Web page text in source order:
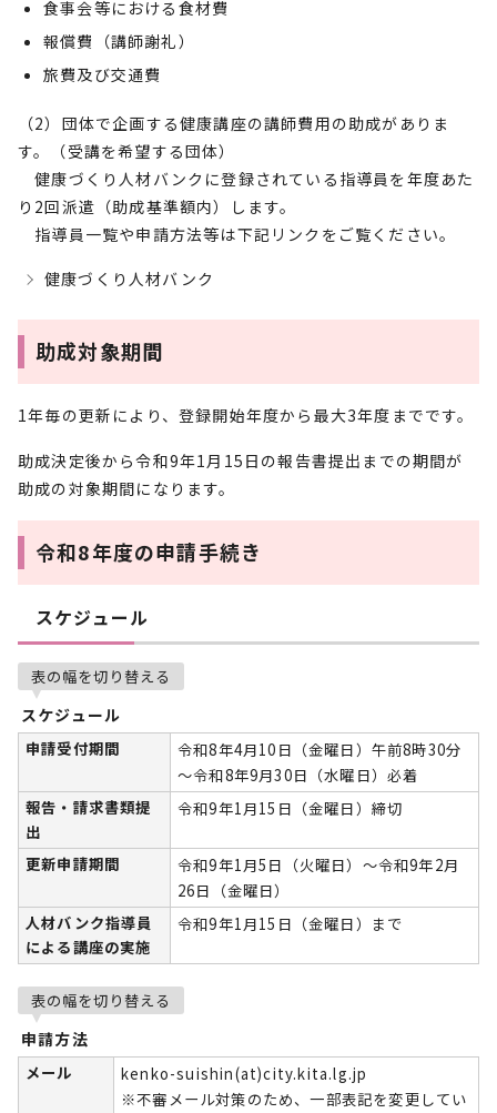
食事会等における食材費
報償費（講師謝礼）
旅費及び交通費
（2）団体で企画する健康講座の講師費用の助成がありま
す。（受講を希望する団体）
健康づくり人材バンクに登録されている指導員を年度あた
り2回派遣（助成基準額内）します。
指導員一覧や申請方法等は下記リンクをご覧ください。
健康づくり人材バンク
助成対象期間
1年毎の更新により、登録開始年度から最大3年度までです。
助成決定後から令和9年1月15日の報告書提出までの期間が
助成の対象期間になります。
令和8年度の申請手続き
スケジュール
表の幅を切り替える
スケジュール
申請受付期間
令和8年4月10日（金曜日）午前8時30分
～令和8年9月30日（水曜日）必着
報告・請求書類提
出
令和9年1月15日（金曜日）締切
更新申請期間
令和9年1月5日（火曜日）～令和9年2月
26日（金曜日）
人材バンク指導員
による講座の実施
令和9年1月15日（金曜日）まで
表の幅を切り替える
申請方法
メール
kenko-suishin(at)city.kita.lg.jp
※不審メール対策のため、一部表記を変更してい